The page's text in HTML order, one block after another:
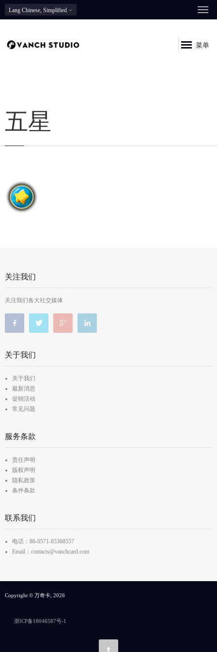
Lang Chinese, Simplified
菜单
五星
关注我们
关注我们各大社交媒体
关于我们
关于我们
最新消息
促销活动
常见问题
服务条款
责任声明
版权声明
隐私政策
条件条款
联系我们
电话：86-0571-85368557
Email：contacts@vanchcard.com
Copyright © 万奇卡, 2026
浙ICP备18046587号-1